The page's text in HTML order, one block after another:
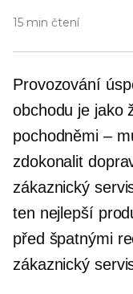
15 min čtení
Provozování
obchodu je jako
pochodněmi –
zdokonalit
zákaznický
ten nejlepší
před špatnými
zákaznický